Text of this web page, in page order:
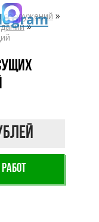
сооружений »
»